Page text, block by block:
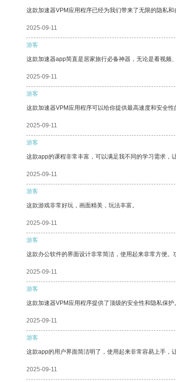
这款加速器VPM应用程序已经为我们带来了无限的隐私和
2025-09-11
游客
这款加速器app简直是居家旅行必备神器，无论是看视频
2025-09-11
游客
这款加速器VPM应用程序可以给你提供最高速度和安全性
2025-09-11
游客
这款app的课程非常丰富，可以满足我不同的学习需求，
2025-09-11
游客
这款游戏非常好玩，画面精美，玩法丰富。
2025-09-11
游客
这款办公软件的界面设计非常简洁，使用起来非常方便。
2025-09-11
游客
这款加速器VPM应用程序提供了顶级的安全性和隐私保护。
2025-09-11
游客
这款app的用户界面简洁明了，使用起来非常容易上手，
2025-09-11